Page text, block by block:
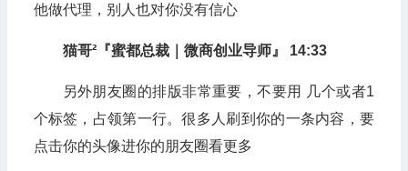
他做代理，别人也对你没有信心
猫哥²『蜜都总裁｜微商创业导师』 14:33
另外朋友圈的排版非常重要，不要用 几个或者1
个标签，占领第一行。很多人刷到你的一条内容，要
点击你的头像进你的朋友圈看更多